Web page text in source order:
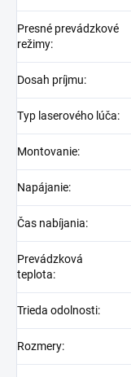
Presné prevádzkové
režimy:
Dosah príjmu:
Typ laserového lúča:
Montovanie:
Napájanie:
Čas nabíjania:
Prevádzková
teplota:
Trieda odolnosti:
Rozmery: